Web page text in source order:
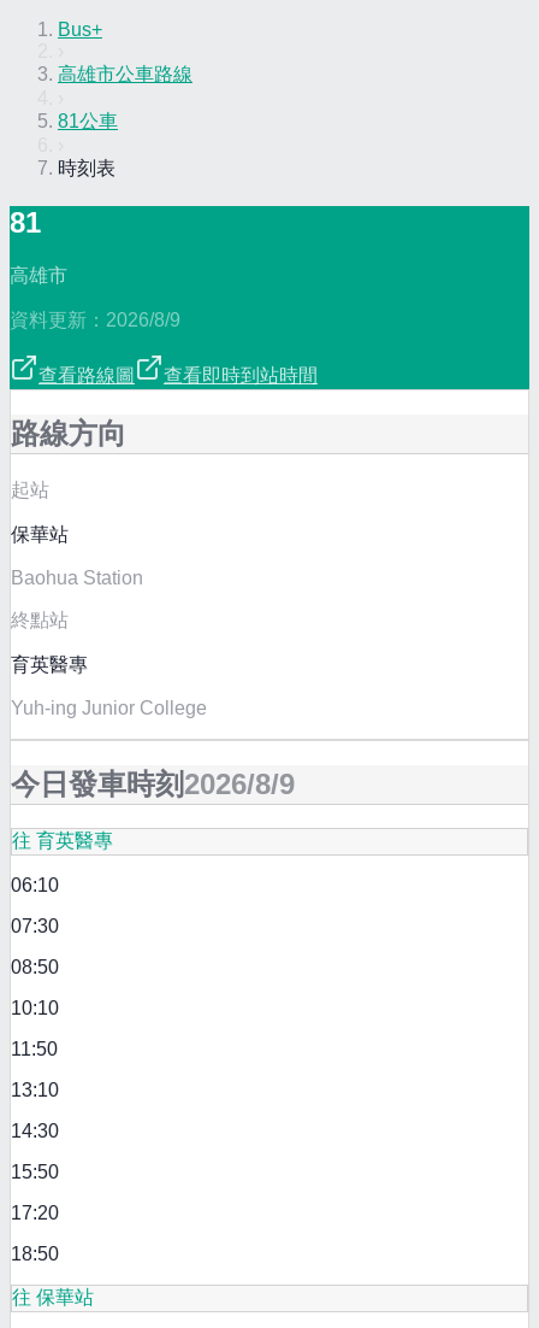
Bus+
高雄市公車路線
81公車
時刻表
81
高雄市
資料更新： 2026/8/9
查看路線圖 查看即時到站時間
路線方向
起站
保華站
Baohua Station
終點站
育英醫專
Yuh-ing Junior College
今日發車時刻 2026/8/9
往 育英醫專
06:10
07:30
08:50
10:10
11:50
13:10
14:30
15:50
17:20
18:50
往 保華站